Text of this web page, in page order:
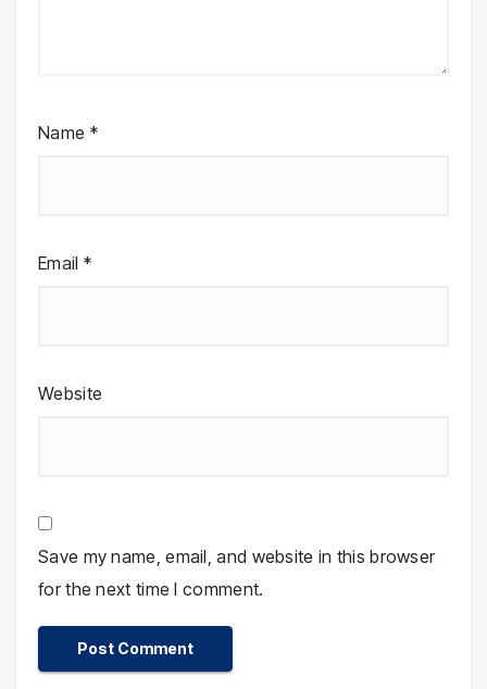
Name *
Email *
Website
Save my name, email, and website in this browser
for the next time I comment.